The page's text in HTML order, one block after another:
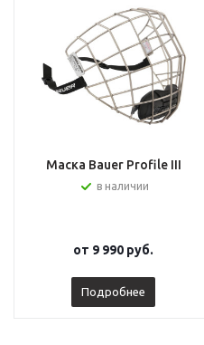
Маска Bauer Profile III
в наличии
от 9 990 руб.
Подробнее